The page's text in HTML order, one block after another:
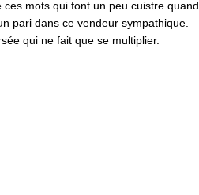
ces mots qui font un peu cuistre quand
pari dans ce vendeur sympathique.
qui ne fait que se multiplier.